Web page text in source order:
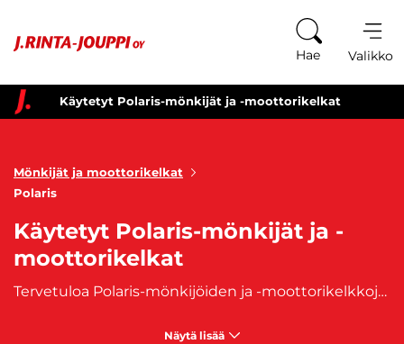
Hae Valikko
Käytetyt Polaris-mönkijät ja -moottorikelkat
Mönkijät ja moottorikelkat
Polaris
Käytetyt Polaris-mönkijät ja -
moottorikelkat
Tervetuloa Polaris-mönkijöiden ja -moottorikelkkojen maailmaan, missä amerikkalainen voima yhdistyy tinkimättömään luotettavuuteen! Meiltä löydät laajan valikoiman käytettyjä Polaris koneita, jotka ovat valmistettu Yhdysvalloissa. Jokainen mönkijä ja moottorikelkka kantaa mukanaan amerikkalaista insinööritaitoa, tarjoten voimaa ja suorituskykyä kaikissa olosuhteissa. Polaris-mönkijät ovat ihanteellisia maastoon, tarjoten vahvan suorituskyvyn ja kestävyyden. Etsitpä sitten työjuhtaa maatalouteen tai harrastuskumppania, meiltä löytyy Polaris-mönkijä juuri sinulle. Maailman suosituin mönkijä on
Näytä lisää